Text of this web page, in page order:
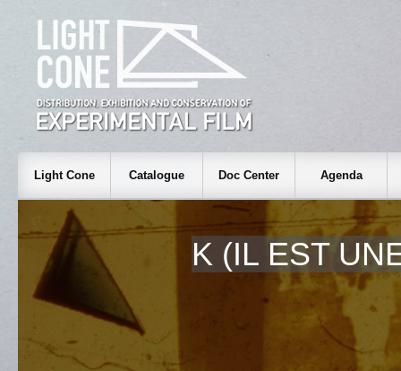
Light Cone Catalogue Doc Center Agenda
K (IL EST